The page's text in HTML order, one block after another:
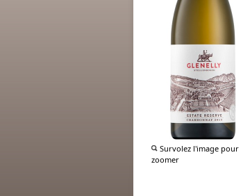
Survolez l'image pour
zoomer